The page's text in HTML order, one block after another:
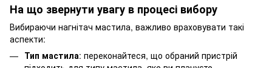
На що звернути увагу в процесі вибору
Вибираючи нагнітач мастила, важливо враховувати такі
аспекти:
Тип мастила: переконайтеся, що обраний пристрій